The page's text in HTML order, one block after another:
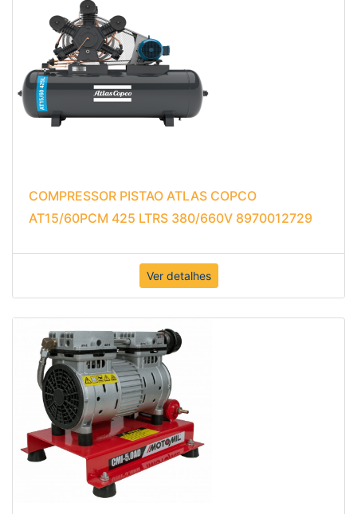
COMPRESSOR PISTAO ATLAS COPCO
AT15/60PCM 425 LTRS 380/660V 8970012729
Ver detalhes